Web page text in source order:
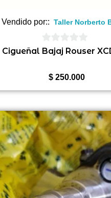
Vendido por:: Taller Norberto
0
Cigueñal Bajaj Rouser
$250.000